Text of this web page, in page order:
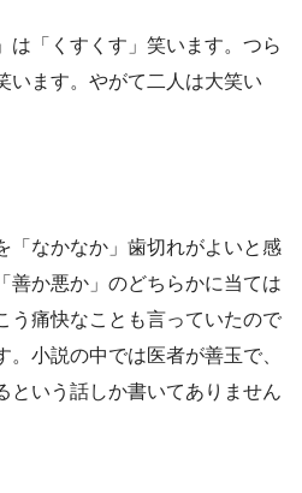
「くすくす」笑います。つら
います。やがて二人は大笑い
なかなか」歯切れがよいと感
善か悪か」のどちらかに当ては
う痛快なことも言っていたので
小説の中では医者が善玉で、
という話しか書いてありません